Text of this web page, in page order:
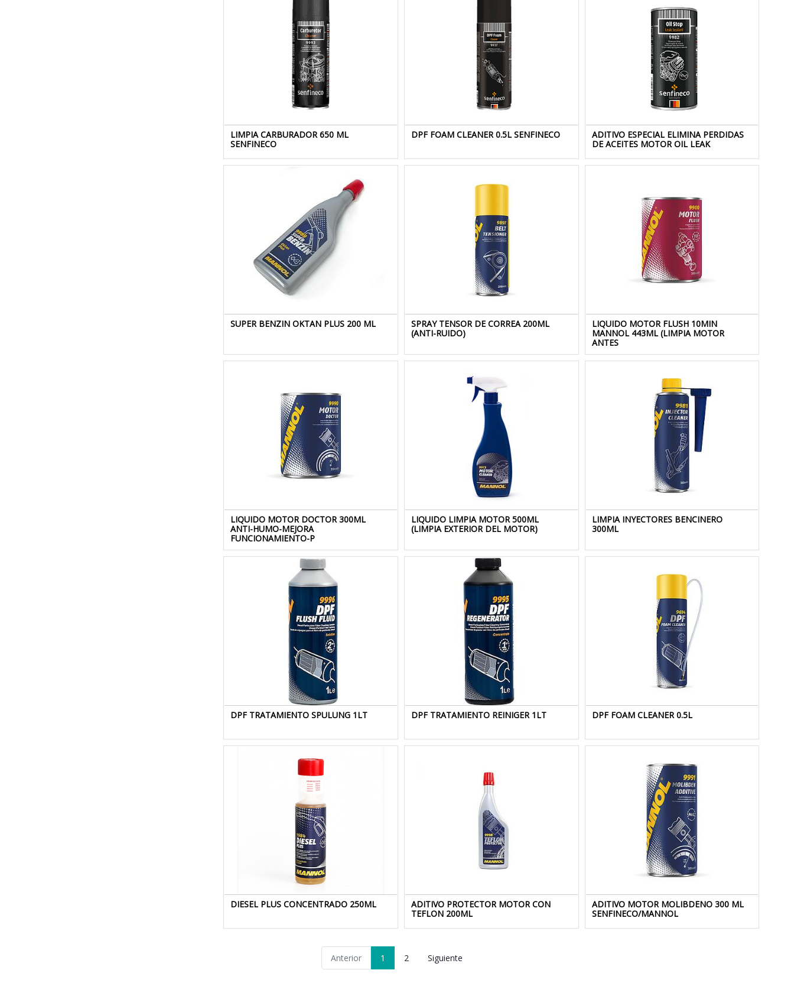
LIMPIA CARBURADOR 650 ML
SENFINECO
DPF FOAM CLEANER 0.5L SENFINECO
ADITIVO ESPECIAL ELIMINA PERDIDAS
DE ACEITES MOTOR OIL LEAK
SUPER BENZIN OKTAN PLUS 200 ML
SPRAY TENSOR DE CORREA 200ML
(ANTI-RUIDO)
LIQUIDO MOTOR FLUSH 10MIN
MANNOL 443ML (LIMPIA MOTOR
ANTES
LIQUIDO MOTOR DOCTOR 300ML
ANTI-HUMO-MEJORA
FUNCIONAMIENTO-P
LIQUIDO LIMPIA MOTOR 500ML
(LIMPIA EXTERIOR DEL MOTOR)
LIMPIA INYECTORES BENCINERO
300ML
DPF TRATAMIENTO SPULUNG 1LT DPF TRATAMIENTO REINIGER 1LT DPF FOAM CLEANER 0.5L
DIESEL PLUS CONCENTRADO 250ML
ADITIVO PROTECTOR MOTOR CON
TEFLON 200ML
ADITIVO MOTOR MOLIBDENO 300 ML
SENFINECO/MANNOL
Anterior 1 2 Siguiente